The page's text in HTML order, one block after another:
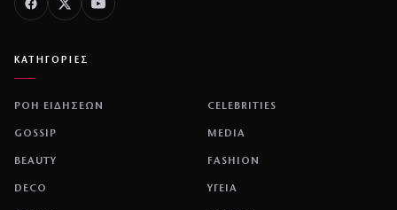
ΚΑΤΗΓΟΡΙΕΣ
ΡΟΗ ΕΙΔΗΣΕΩΝ CELEBRITIES
GOSSIP MEDIA
BEAUTY FASHION
DECO ΥΓΕΙΑ